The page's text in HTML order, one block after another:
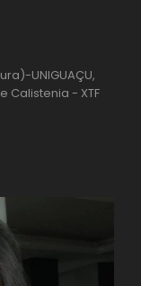
UNIGUAÇU,
Calistenia - XTF